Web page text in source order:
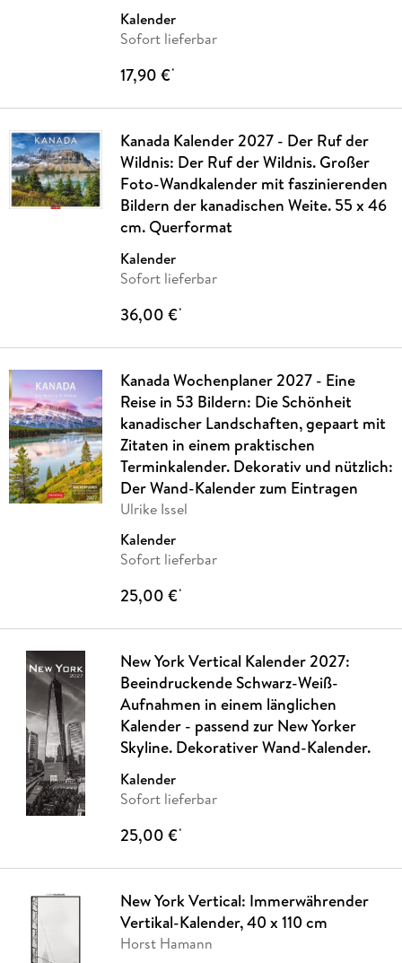
Kalender
Sofort lieferbar
17,90 €*
Kanada Kalender 2027 - Der Ruf der
Wildnis: Der Ruf der Wildnis. Großer
Foto-Wandkalender mit faszinierenden
Bildern der kanadischen Weite. 55 x 46
cm. Querformat
Kalender
Sofort lieferbar
36,00 €*
Kanada Wochenplaner 2027 - Eine
Reise in 53 Bildern: Die Schönheit
kanadischer Landschaften, gepaart mit
Zitaten in einem praktischen
Terminkalender. Dekorativ und nützlich:
Der Wand-Kalender zum Eintragen
Ulrike Issel
Kalender
Sofort lieferbar
25,00 €*
New York Vertical Kalender 2027:
Beeindruckende Schwarz-Weiß-
Aufnahmen in einem länglichen
Kalender - passend zur New Yorker
Skyline. Dekorativer Wand-Kalender.
Kalender
Sofort lieferbar
25,00 €*
New York Vertical: Immerwährender
Vertikal-Kalender, 40 x 110 cm
Horst Hamann